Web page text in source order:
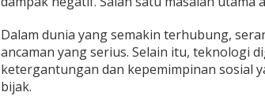
Dalam dunia yang semakin terhubung,
ancaman yang serius. Selain itu, teknologi
ketergantungan dan kepemimpinan sosial
bijak.